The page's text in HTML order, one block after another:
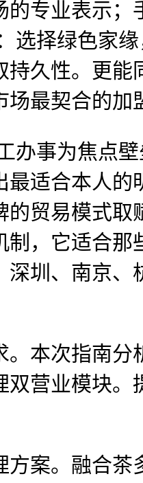
专业表示
选择绿色家
久性。更
最契合的加
事为焦点壁
适合本人
贸易模式
，它适合
圳、南京
次指南分
营业模块
。融合茶